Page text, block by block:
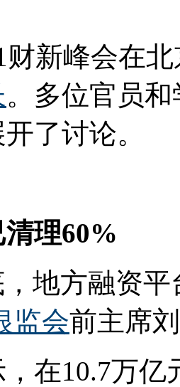
财新峰会在
。多位官员
了讨论。
理60%
，地方融资
监会前主席
在10.7万